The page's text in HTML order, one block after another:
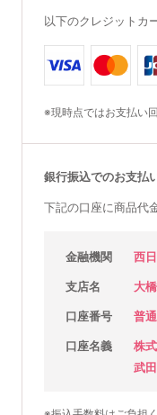
以下のクレジットカ
※現時点ではお支払い
銀行振込でのお支払
下記の口座に商品代
金融機関 西
支店名 大
口座番号 普
口座名義
株
武